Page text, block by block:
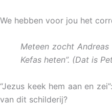
We hebben voor jou het
Meteen zocht
Kefas heten”. (Dat is
“Jezus keek hem aan en
van dit schilderij?